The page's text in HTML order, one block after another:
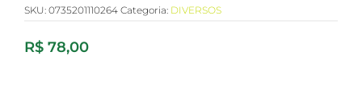
SKU: 0735201110264 Categoria: DIVERSOS
R$ 78,00